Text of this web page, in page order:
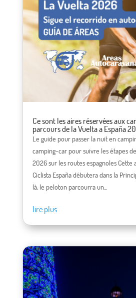
Ce sont les aires réservées aux
parcours de la Vuelta a España
Le guide pour passer la nuit en
camping-car pour suivre les étapes
2026 sur les routes espagnoles Cette
Ciclista España débutera dans la
là, le peloton parcourra un...
lire plus